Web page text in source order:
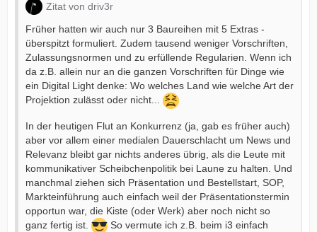
Zitat von driv3r
Früher hatten wir auch nur 3 Baureihen mit 5 Extras -
überspitzt formuliert. Zudem tausend weniger Vorschriften,
Zulassungsnormen und zu erfüllende Regularien. Wenn ich
da z.B. allein nur an die ganzen Vorschriften für Dinge wie
ein Digital Light denke: Wo welches Land wie welche Art der
Projektion zulässt oder nicht...
In der heutigen Flut an Konkurrenz (ja, gab es früher auch)
aber vor allem einer medialen Dauerschlacht um News und
Relevanz bleibt gar nichts anderes übrig, als die Leute mit
kommunikativer Scheibchenpolitik bei Laune zu halten. Und
manchmal ziehen sich Präsentation und Bestellstart, SOP,
Markteinführung auch einfach weil der Präsentationstermin
opportun war, die Kiste (oder Werk) aber noch nicht so
ganz fertig ist.
So vermute ich z.B. beim i3 einfach